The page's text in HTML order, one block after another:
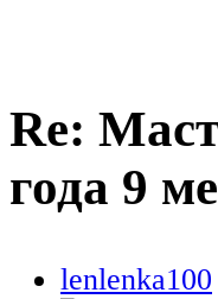
Re:
года 9
lenlenka100